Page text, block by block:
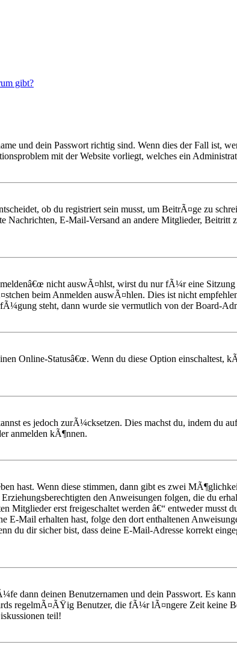
gibt?
und dein Passwort richtig sind. Wenn dies der Fall ist,
mit der Website vorliegt, welches ein
ob du registriert sein musst, um BeitrÃ¤ge zu
E-Mail-Versand an andere Mitglieder, Beitritt
nicht auswÃ¤hlst, wirst du nur fÃ¼r eine
beim Anmelden auswÃ¤hlen. Dies ist nicht
steht, dann wurde sie vermutlich von der Board-
Online-Statusâ€œ. Wenn du diese Option einschaltest,
es jedoch zurÃ¼cksetzen. Dies machst du, indem du
anmelden kÃ¶nnen.
hast. Wenn diese stimmen, dann gibt es zwei
den Anweisungen folgen, die du
erst freigeschaltet werden â€“ entweder musst
Mail erhalten hast, folge den dort enthaltenen
du dir sicher bist, dass deine E-Mail-Adresse korrekt
dann deinen Benutzernamen und dein Passwort. Es
regelmÃ¤ÃŸig Benutzer, die fÃ¼r lÃ¤ngere Zeit keine
teil!